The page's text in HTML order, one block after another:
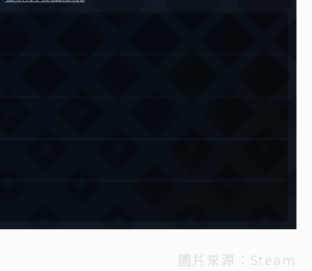
圖片來源：Steam